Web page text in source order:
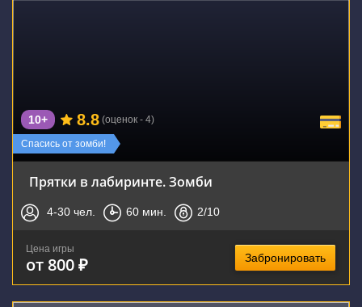
Спасись от зомби!
10+ 8.8 (оценок - 4)
Прятки в лабиринте. Зомби
4-30 чел. 60 мин. 2/10
Цена игры
от 800 ₽ Забронировать